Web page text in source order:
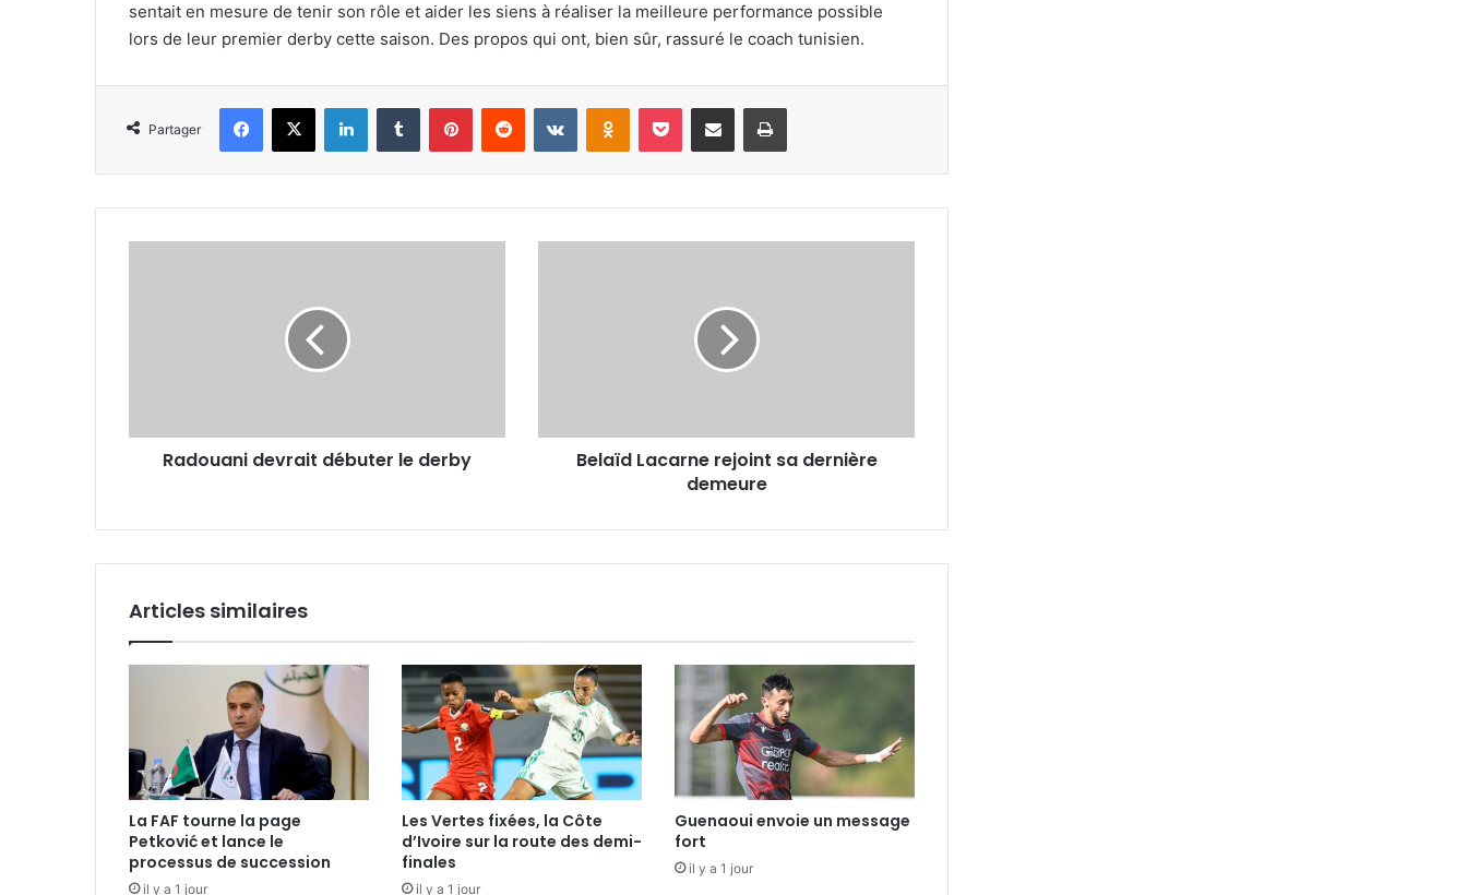
sentait en mesure de tenir son rôle et aider les siens à réaliser la meilleure performance possible
lors de leur premier derby cette saison. Des propos qui ont, bien sûr, rassuré le coach tunisien.
Partager
Facebook
X LinkedinTumblr PinterestReddit VKontakteOdnoklassniki
Pocket Partager par email Imprimer
Radouani devrait débuter le derby
Belaïd Lacarne rejoint sa dernière
demeure
Articles similaires
La FAF tourne la page
Petković et lance le
processus de succession
il y a 1 jour
Les Vertes fixées, la Côte
d’Ivoire sur la route des demi-
finales
il y a 1 jour
Guenaoui envoie un message
fort
il y a 1 jour